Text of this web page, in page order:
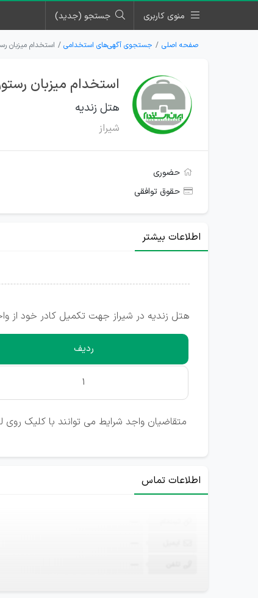
منوی کاربری جستجو (جدید)
صفحه اصلی جستجوی آگهی‌های استخدامی استخدام میزبان
استخدام میزبان
هتل زندیه
شیراز
حضوری
حقوق توافقی
اطلاعات بیشتر
هتل زندیه در شیراز جهت تکمیل کادر خود از
ردیف
1
متقاضیان واجد شرایط می توانند با کلیک روی
اطلاعات تماس